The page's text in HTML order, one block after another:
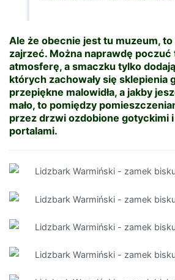
Ale że obecnie jest tu muzeum,
zajrzeć. Można naprawdę
atmosferę, a smaczku tylko
których zachowały się sklepienia
przepiękne malowidła, a jakby
mało, to pomiędzy
przez drzwi ozdobione gotyckimi
portalami.